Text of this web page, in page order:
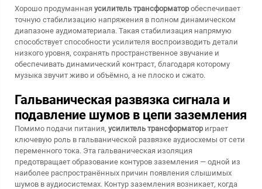
Хорошо продуманная усилитель трансформаторобеспечивает
точную стабилизацию напряжения в полном динамическом
диапазоне аудиоматериала. Такая стабилизация напрямую
способствует способности усилителя воспроизводить детали
низкого уровня, сохранять пространственное звучание и
обеспечивать динамический контраст, благодаря которому
музыка звучит живо и объёмно, а не плоско и сжато.
Гальваническая развязка сигнала и
подавление шумов в цепи заземления
Помимо подачи питания, усилитель трансформатор играет
ключевую роль в гальванической развязке аудиосхемы от сети
переменного тока. Эта гальваническая изоляция
предотвращает образование контуров заземления — одной из
наиболее распространённых причин появления слышимых
шумов в аудиосистемах. Контур заземления возникает, когда